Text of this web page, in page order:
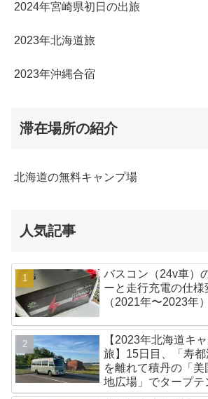
2024年宮崎県初日の出旅
2023年北海道旅
2023年沖縄合宿
滞在場所の紹介
北海道の無料キャンプ場
人気記事
バスコン（24v車）
ーと走行充電の仕様
（2021年〜2023年）
【2023年北海道キ
旅】15日目、「寿都
を離れて積丹の「美
地広場」でタープテ